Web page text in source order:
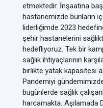
etmektedir. İnşaatına
hastanemizde bunların
liderliğimde 2023
şehir hastanelerini
hedefliyoruz. Tek bir
sağlık ihtiyaçlarının
birlikte yatak kapasitesi
Pandemiyi
bugünlerde sağlık
harcamakta. Aşılamada